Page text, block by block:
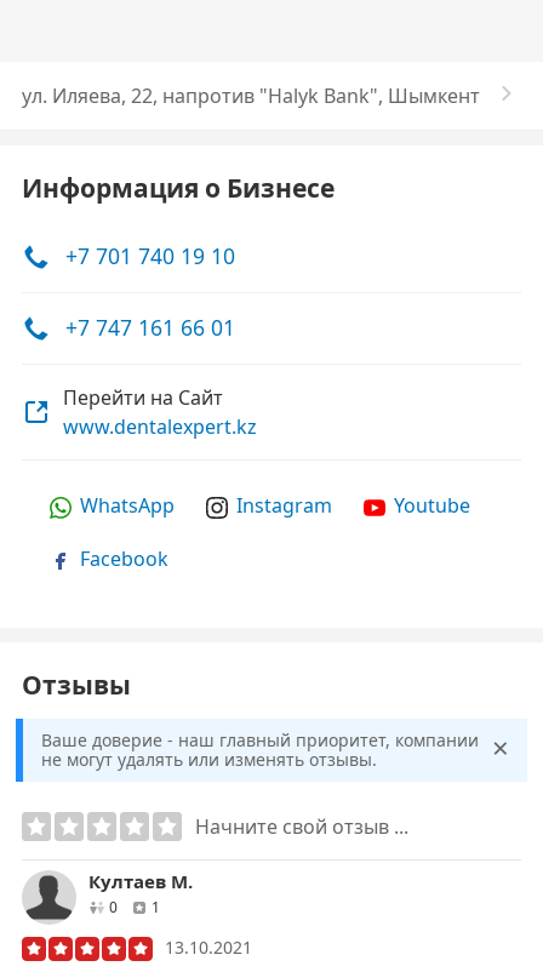
ул. Иляева, 22, напротив "Halyk Bank", Шымкент
Информация о Бизнесе
+7 701 740 19 10
+7 747 161 66 01
Перейти на Сайт
www.dentalexpert.kz
WhatsApp Instagram
Youtube
Facebook
Отзывы
Ваше доверие - наш главный приоритет, компании
не могут удалять или изменять отзывы.
×
Начните свой отзыв ...
Култаев М.
0друзей1
13.10.2021